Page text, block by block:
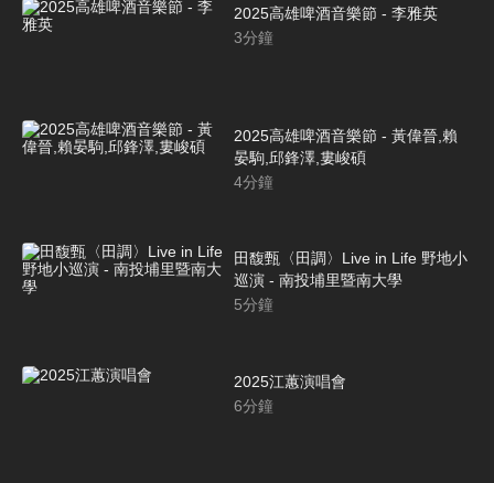
2025高雄啤酒音樂節 - 李雅英
3分鐘
2025高雄啤酒音樂節 - 黃偉晉,賴
晏駒,邱鋒澤,婁峻碩
4分鐘
田馥甄〈田調〉Live in Life 野地小
巡演 - 南投埔里暨南大學
5分鐘
2025江蕙演唱會
6分鐘